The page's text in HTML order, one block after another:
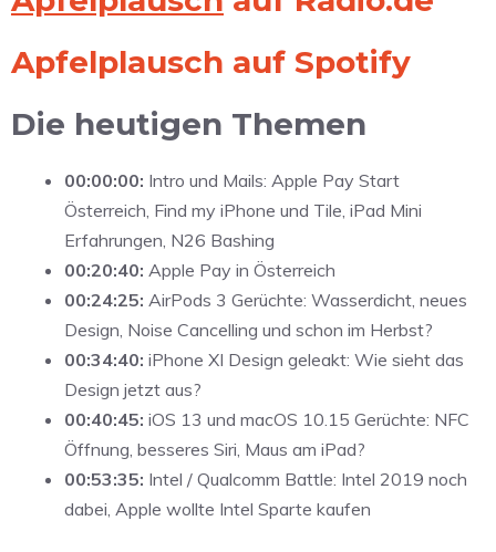
Apfelplausch auf Spotify
Die heutigen Themen
00:00:00: Intro und Mails: Apple Pay Start
Österreich, Find my iPhone und Tile, iPad Mini
Erfahrungen, N26 Bashing
00:20:40: Apple Pay in Österreich
00:24:25: AirPods 3 Gerüchte: Wasserdicht, neues
Design, Noise Cancelling und schon im Herbst?
00:34:40: iPhone XI Design geleakt: Wie sieht das
Design jetzt aus?
00:40:45: iOS 13 und macOS 10.15 Gerüchte: NFC
Öffnung, besseres Siri, Maus am iPad?
00:53:35: Intel / Qualcomm Battle: Intel 2019 noch
dabei, Apple wollte Intel Sparte kaufen